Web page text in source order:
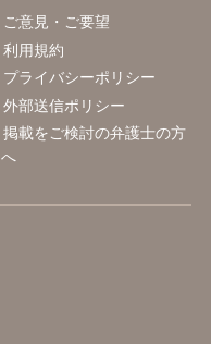
ご意見・ご要望
利用規約
プライバシーポリシー
外部送信ポリシー
掲載をご検討の弁護士の方
へ